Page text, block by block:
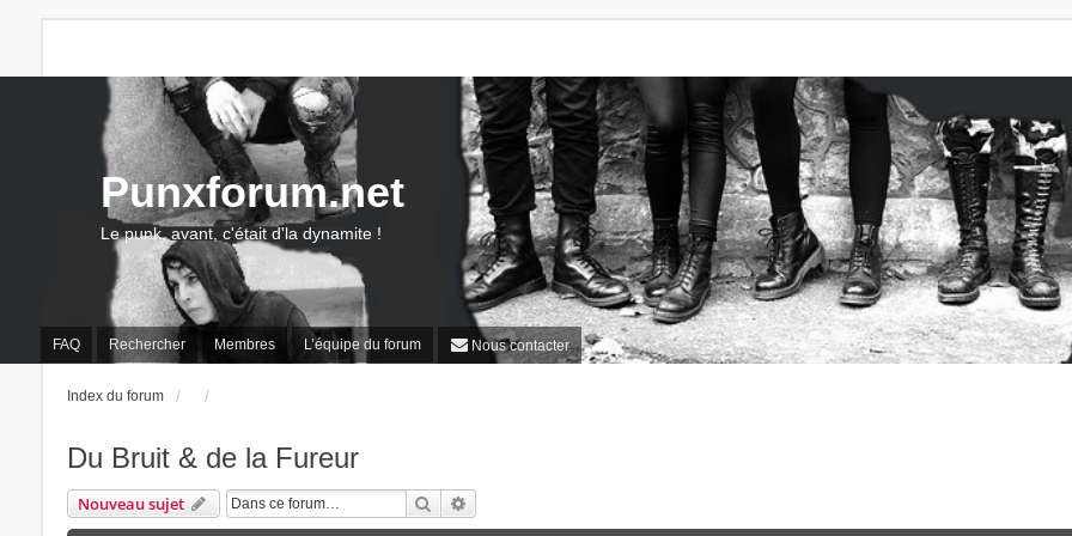
FAQ Rechercher Membres L’équipe du forum Nous contacter
Punxforum.net
Le punk, avant, c'était d'la dynamite !
Index du forum
Du Bruit & de la Fureur
Nouveau sujet Rechercher